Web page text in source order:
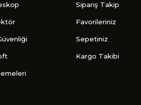
Sipariş Takip
Favorileriniz
Sepetiniz
Kargo Takibi